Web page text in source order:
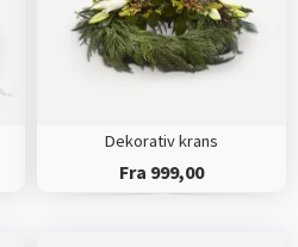
Dekorativ krans
Fra 999,00